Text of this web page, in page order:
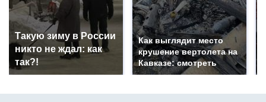
Такую зиму в России
никто не ждал: как
так?!
Как выглядит место
крушение вертолета на
Кавказе: смотреть